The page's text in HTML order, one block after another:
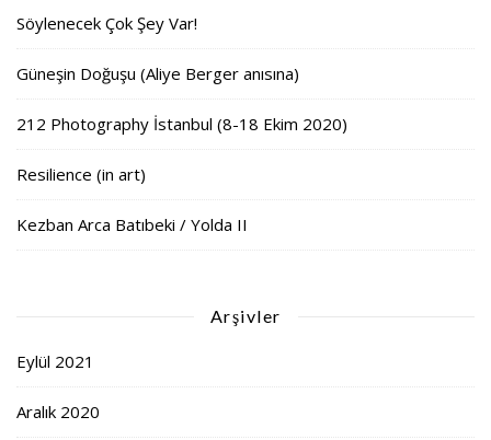
Söylenecek Çok Şey Var!
Güneşin Doğuşu (Aliye Berger anısına)
212 Photography İstanbul (8-18 Ekim 2020)
Resilience (in art)
Kezban Arca Batıbeki / Yolda II
Arşivler
Eylül 2021
Aralık 2020